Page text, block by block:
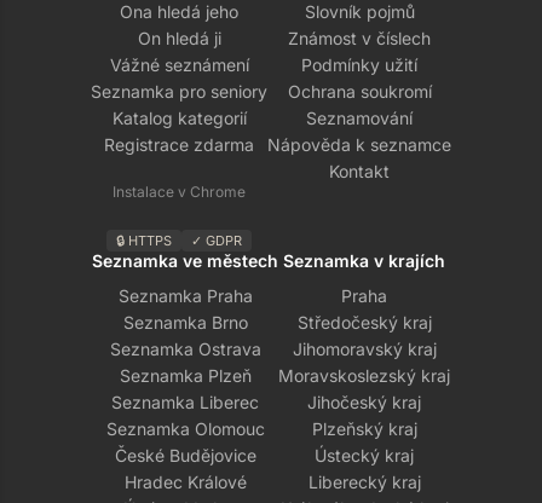
Ona hledá jeho
On hledá ji
Vážné seznámení
Seznamka pro seniory
Katalog kategorií
Registrace zdarma
Instalace v Chrome
🔒 HTTPS ✓ GDPR
Slovník pojmů
Známost v číslech
Podmínky užití
Ochrana soukromí
Seznamování
Nápověda k seznamce
Kontakt
Seznamka ve městech
Seznamka Praha
Seznamka Brno
Seznamka Ostrava
Seznamka Plzeň
Seznamka Liberec
Seznamka Olomouc
České Budějovice
Hradec Králové
Seznamka v krajích
Praha
Středočeský kraj
Jihomoravský kraj
Moravskoslezský kraj
Jihočeský kraj
Plzeňský kraj
Ústecký kraj
Liberecký kraj